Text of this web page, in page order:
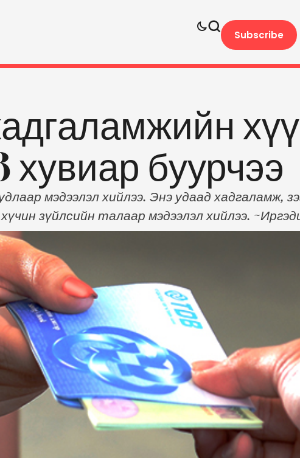
Subscribe
хүү
хувиар буурчээ
мэдээлэл хийлээ. Энэ удаад хадгаламж,
зүйлсийн талаар мэдээлэл хийлээ.
буурчээ~ Сар тутам 300 орчим тэрбум
байна. Энэ оны эхэнд хадгаламжийн
байдлаар 11.2 хувь болж, хадгаламжийн хүү